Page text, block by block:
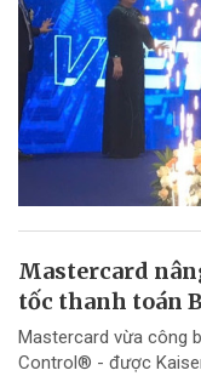
Mastercard
tốc thanh toán
Mastercard vừa công
Control® - được